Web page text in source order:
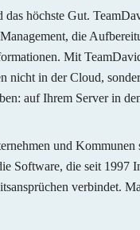
das höchste Gut.
die
Mit
nicht in der Cloud,
auf Ihrem Server in
und Kommunen
Software, die seit 1997
verbindet.